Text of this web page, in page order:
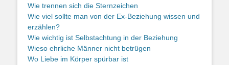
Wie trennen sich die Sternzeichen
Wie viel sollte man von der Ex-Beziehung wissen und
erzählen?
Wie wichtig ist Selbstachtung in der Beziehung
Wieso ehrliche Männer nicht betrügen
Wo Liebe im Körper spürbar ist